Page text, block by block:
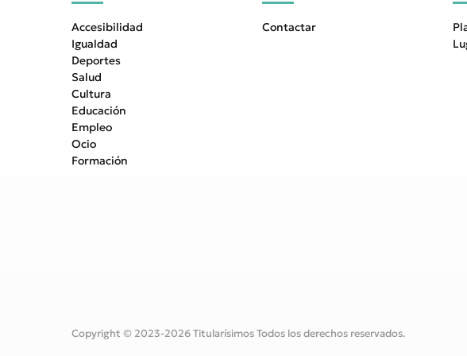
Accesibilidad
Igualdad
Deportes
Salud
Cultura
Educación
Empleo
Ocio
Formación
Contactar
Copyright © 2023-2026 Titularísimos Todos los derechos reservados.